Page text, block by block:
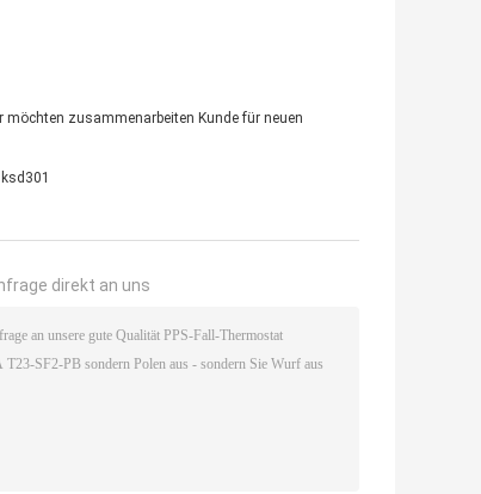
zusammenarbeiten Kunde für neuen
direkt an uns